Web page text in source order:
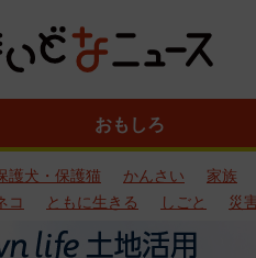
おもしろ
護犬・保護猫 かんさい 家族
コ
ともに生きる しごと 災